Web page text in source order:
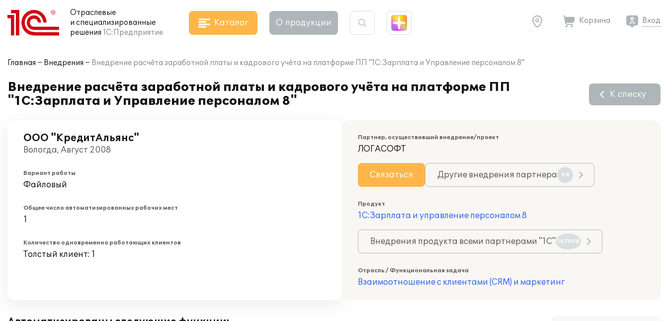
Отраслевые
и специализированные
решения 1С:Предприятие
Каталог О продукции Корзина Вход
Главная Внедрения Внедрение расчёта заработной платы и кадрового учёта на платформе ПП "1С:Зарплата и Управление персоналом 8"
Внедрение расчёта заработной платы и кадрового учёта на платформе ПП
"1С:Зарплата и Управление персоналом 8"
К списку
ООО "КредитАльянс"
Вологда, Август 2008
Вариант работы
Файловый
Общее число автоматизированных рабочих мест
1
Количество одновременно работающих клиентов
Толстый клиент: 1
Партнер, осуществивший внедрение/проект
ЛОГАСОФТ
Связаться Другие внедрения партнера 94
Продукт
1С:Зарплата и управление персоналом 8
Внедрения продукта всеми партнерами "1С" 147008
Отрасль / Функциональная задача
Взаимоотношение с клиентами (CRM) и маркетинг